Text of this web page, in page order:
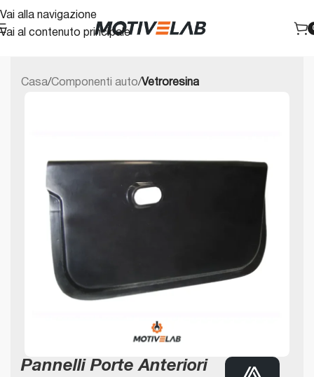
Vai alla navigazione
Vai al contenuto principale
Casa Componenti auto Vetroresina
Pannelli Porte Anteriori